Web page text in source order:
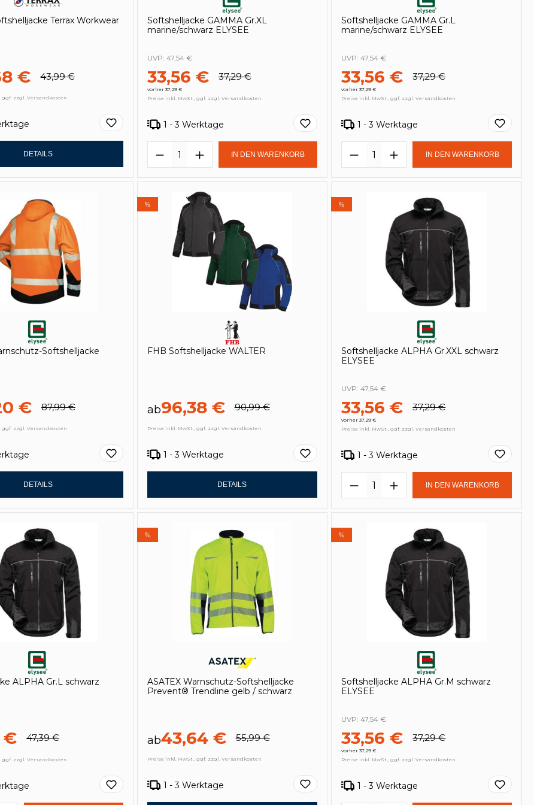
Terrax Workwear
€ 43,99 €
ggf. zzgl. Versandkosten
DETAILS
Softshelljacke GAMMA Gr.XL
marine/schwarz ELYSEE
33,56 € 37,29 €
vorher 37,29 €
UVP: 47,54 €
Preise inkl. MwSt., ggf. zzgl. Versandkosten
1 - 3 Werktage
Produkt Anzahl: Gib den gewünschten Wert ein
IN DEN WARENKORB
Softshelljacke GAMMA Gr.L
marine/schwarz ELYSEE
33,56 € 37,29 €
vorher 37,29 €
UVP:47,54 €
Preise inkl. MwSt., ggf. zzgl. Versandkosten
1 - 3 Werktage
Produkt Anzahl: Gib den
IN DEN WARENKORB
Softshelljacke
€ 87,99 €
ggf. zzgl. Versandkosten
DETAILS
%
FHB Softshelljacke WALTER
ab96,38 € 90,99 €
Preise inkl. MwSt., ggf. zzgl. Versandkosten
1 - 3 Werktage
DETAILS
%
Softshelljacke ALPHA Gr.XXL schwarz
ELYSEE
33,56 € 37,29 €
vorher 37,29 €
UVP:47,54 €
Preise inkl. MwSt., ggf. zzgl. Versandkosten
1 - 3 Werktage
Produkt Anzahl: Gib den
IN DEN WARENKORB
ALPHA Gr.L schwarz
€ 47,39 €
ggf. zzgl. Versandkosten
%
ASATEX Warnschutz-Softshelljacke
Prevent® Trendline gelb / schwarz
ab43,64 € 55,99 €
Preise inkl. MwSt., ggf. zzgl. Versandkosten
1 - 3 Werktage
%
Softshelljacke ALPHA Gr.M schwarz
ELYSEE
33,56 € 37,29 €
vorher 37,29 €
UVP:47,54 €
Preise inkl. MwSt., ggf. zzgl. Versandkosten
1 - 3 Werktage